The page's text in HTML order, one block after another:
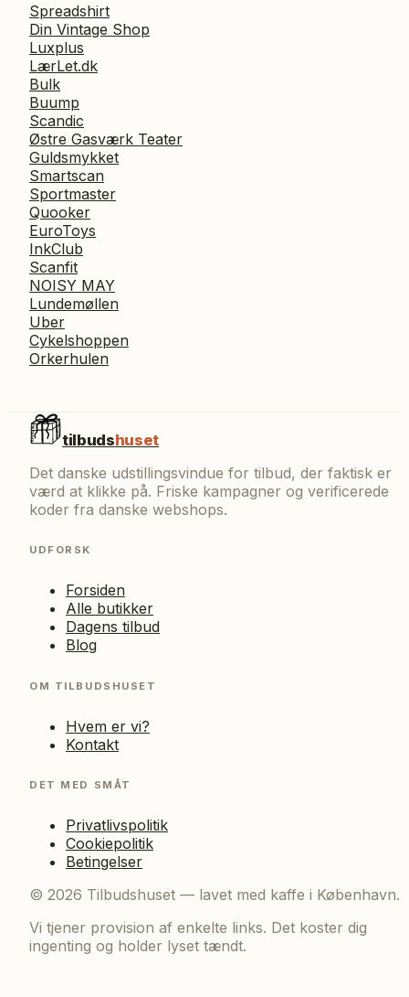
Spreadshirt
Din Vintage Shop
Luxplus
LærLet.dk
Bulk
Buump
Scandic
Østre Gasværk Teater
Guldsmykket
Smartscan
Sportmaster
Quooker
EuroToys
InkClub
Scanfit
NOISY MAY
Lundemøllen
Uber
Cykelshoppen
Orkerhulen
tilbudshuset
Det danske udstillingsvindue for tilbud, der faktisk er
værd at klikke på. Friske kampagner og verificerede
koder fra danske webshops.
UDFORSK
Forsiden
Alle butikker
Dagens tilbud
Blog
OM TILBUDSHUSET
Hvem er vi?
Kontakt
DET MED SMÅT
Privatlivspolitik
Cookiepolitik
Betingelser
© 2026 Tilbudshuset — lavet med kaffe i København.
Vi tjener provision af enkelte links. Det koster dig
ingenting og holder lyset tændt.